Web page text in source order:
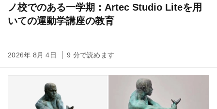
ノ校でのある一学期：Artec Studio Liteを用
いての運動学講座の教育
2026年 8月 4日 9 分で読めます